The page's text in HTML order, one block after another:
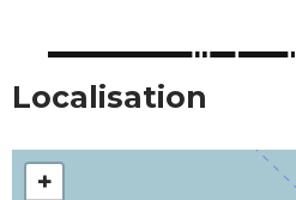
Localisation
+